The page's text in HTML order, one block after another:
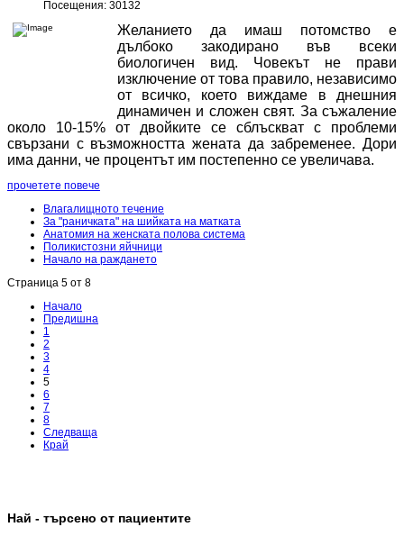
Посещения: 30132
Желанието да имаш потомство е
дълбоко закодирано във всеки
биологичен вид. Човекът не прави
изключение от това правило, независимо
от всичко, което виждаме в днешния
динамичен и сложен свят. За съжаление
около 10-15% от двойките се сблъскват с проблеми
свързани с възможността жената да забременее. Дори
има данни, че процентът им постепенно се увеличава.
прочетете повече
Влагалищното течение
За "раничката" на шийката на матката
Анатомия на женската полова система
Поликистозни яйчници
Начало на раждането
Страница 5 от 8
Начало
Предишна
1
2
3
4
5
6
7
8
Следваща
Край
Най - търсено от пациентите